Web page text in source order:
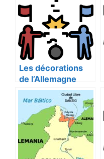
Les décorations
de l’Allemagne
nazie